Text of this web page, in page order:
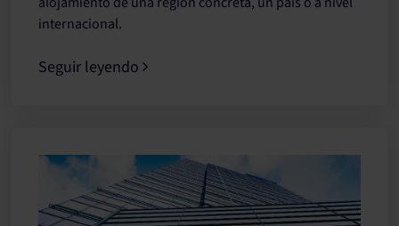
internacional.
Seguir leyendo